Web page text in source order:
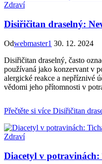
Zdraví
Disiřičitan draselný:
Odwebmaster1 30. 12. 2024
Disiřičitan draselný, často
používaná jako konzervant v
alergické reakce a nepříznivé
vědomi jeho přítomnosti v
Přečtěte si více Disiřičitan
Zdraví
Diacetyl v potravinách: